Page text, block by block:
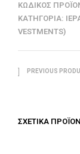
ΚΩΔΙΚΌΣ
ΚΑΤΗΓΟΡΊΑ:
VESTMENTS)
PREVIOUS
ΣΧΕΤΙΚΆ